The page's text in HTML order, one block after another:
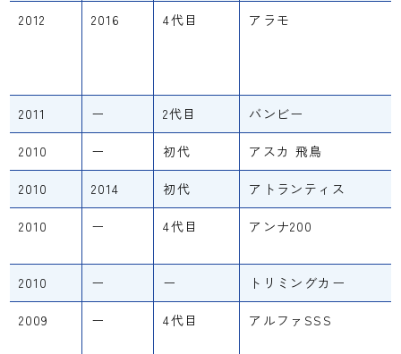
2012 2016 4代目 アラモ
2011 ー 2代目 バンビー
2010 ー 初代 アスカ 飛鳥
2010 2014 初代 アトランティス
2010 ー 4代目 アンナ200
2010 ー ー トリミングカー
2009 ー 4代目 アルファSSS